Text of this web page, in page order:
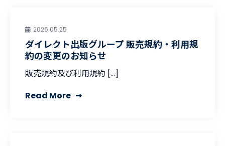
2026.05.25
ダイレクト出版グループ 販売規約・利用規
約の変更のお知らせ
販売規約及び利用規約 […]
Read More